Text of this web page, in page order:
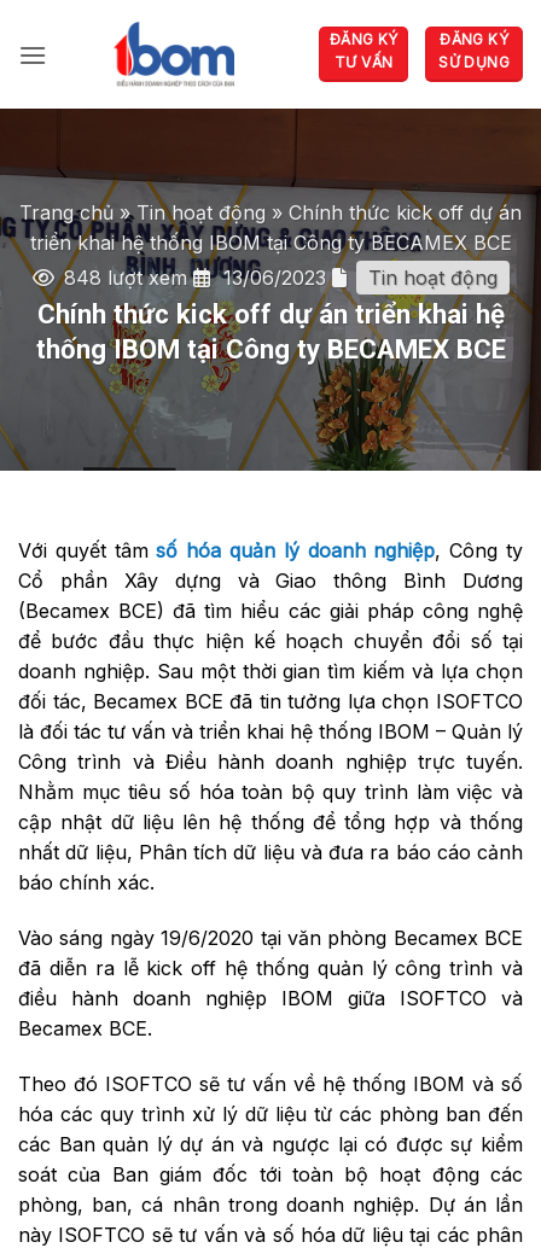
qua
dung
ĐĂNG KÝ
TƯ VẤN
ĐĂNG KÝ
SỬ DỤNG
Trang chủ »Tin hoạt động » Chính thức kick off dự án
triển khai hệ thống IBOM tại Công ty BECAMEX BCE
848 lượt xem
13/06/2023 Tin hoạt động
Chính thức kick off dự án triển khai hệ
thống IBOM tại Công ty BECAMEX BCE
Với quyết tâmsố hóa quản lý doanh nghiệp, Công ty
Cổ phần Xây dựng và Giao thông Bình Dương
(Becamex BCE) đã tìm hiểu các giải pháp công nghệ
để bước đầu thực hiện kế hoạch chuyển đổi số tại
doanh nghiệp. Sau một thời gian tìm kiếm và lựa chọn
đối tác, Becamex BCE đã tin tưởng lựa chọn ISOFTCO
là đối tác tư vấn và triển khai hệ thống IBOM – Quản lý
Công trình và Điều hành doanh nghiệp trực tuyến.
Nhằm mục tiêu số hóa toàn bộ quy trình làm việc và
cập nhật dữ liệu lên hệ thống để tổng hợp và thống
nhất dữ liệu, Phân tích dữ liệu và đưa ra báo cáo cảnh
báo chính xác.
Vào sáng ngày 19/6/2020 tại văn phòng Becamex BCE
đã diễn ra lễ kick off hệ thống quản lý công trình và
điều hành doanh nghiệp IBOM giữa ISOFTCO và
Becamex BCE.
Theo đó ISOFTCO sẽ tư vấn về hệ thống IBOM và số
hóa các quy trình xử lý dữ liệu từ các phòng ban đến
các Ban quản lý dự án và ngược lại có được sự kiểm
soát của Ban giám đốc tới toàn bộ hoạt động các
phòng, ban, cá nhân trong doanh nghiệp. Dự án lần
này ISOFTCO sẽ tư vấn và số hóa dữ liệu tại các phân